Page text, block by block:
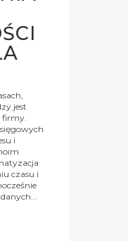
jest
firmy.
i
czasu i